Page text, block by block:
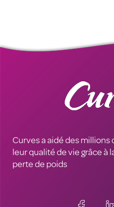
Curves a aidé des millions
leur qualité de vie grâce à
perte de poids